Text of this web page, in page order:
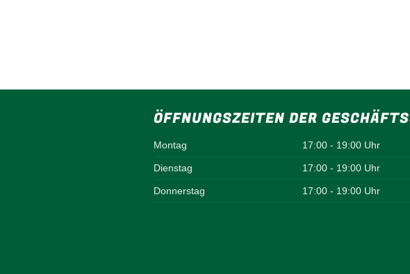
ÖFFNUNGSZEITEN DER
Montag 17:00 - 19:00 Uhr
Dienstag 17:00 - 19:00 Uhr
Donnerstag 17:00 - 19:00 Uhr